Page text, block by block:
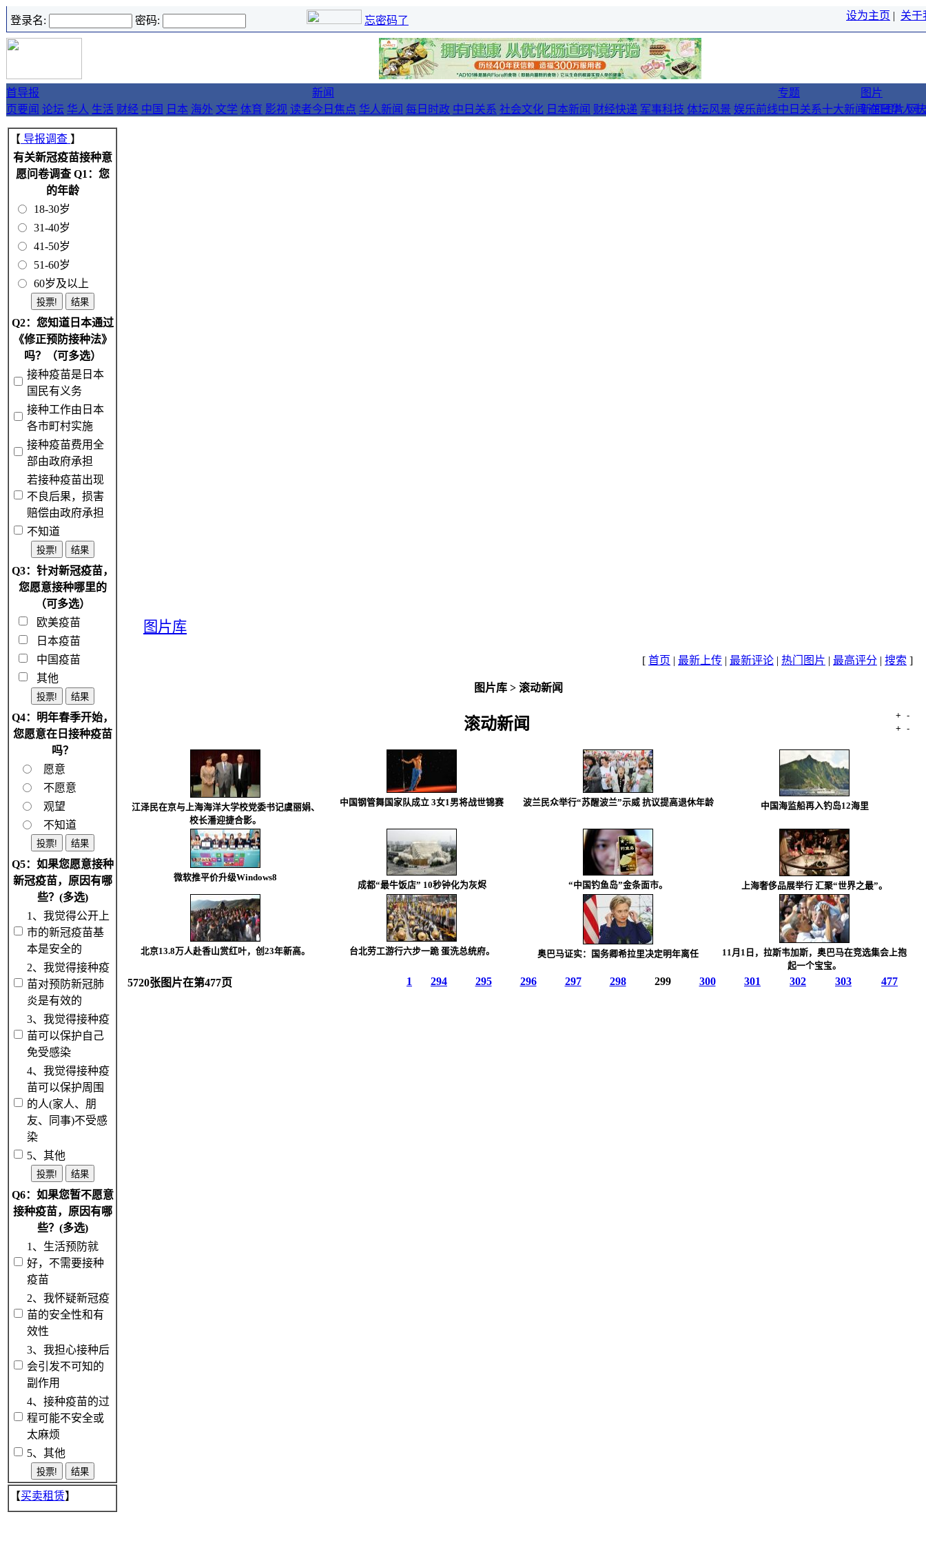
登录名: 密码: 忘密码了 设为主页 | 关于
首
页
导报
要闻 论坛 华人 生活 财经 中国 日本 海外 文学 体育 影视 读者
新闻
今日焦点 华人新闻 每日时政 中日关系 社会文化 日本新闻 财经快递 军事科技 体坛风景 娱乐前线
专题
中日关系十大新闻 在日华人
图片
新闻图片 网
【 导报调查 】
有关新冠疫苗接种意
愿问卷调查 Q1：您
的年龄
18-30岁
31-40岁
41-50岁
51-60岁
60岁及以上
Q2：您知道日本通过
《修正预防接种法》
吗？（可多选）
接种疫苗是日本
国民有义务
接种工作由日本
各市町村实施
接种疫苗费用全
部由政府承担
若接种疫苗出现
不良后果，损害
赔偿由政府承担
不知道
Q3：针对新冠疫苗，
您愿意接种哪里的
（可多选）
欧美疫苗
日本疫苗
中国疫苗
其他
Q4：明年春季开始，
您愿意在日接种疫苗
吗？
愿意
不愿意
观望
不知道
Q5：如果您愿意接种
新冠疫苗，原因有哪
些？(多选)
1、我觉得公开上
市的新冠疫苗基
本是安全的
2、我觉得接种疫
苗对预防新冠肺
炎是有效的
3、我觉得接种疫
苗可以保护自己
免受感染
4、我觉得接种疫
苗可以保护周围
的人(家人、朋
友、同事)不受感
染
5、其他
Q6：如果您暂不愿意
接种疫苗，原因有哪
些？(多选)
1、生活预防就
好，不需要接种
疫苗
2、我怀疑新冠疫
苗的安全性和有
效性
3、我担心接种后
会引发不可知的
副作用
4、接种疫苗的过
程可能不安全或
太麻烦
5、其他
【买卖租赁】
图片库
[ 首页 | 最新上传 | 最新评论 | 热门图片 | 最高评分 | 搜索 ]
图片库 > 滚动新闻
滚动新闻 + -
+ -
江泽民在京与上海海洋大学校党委书记虞丽娟、
校长潘迎捷合影。
中国钢管舞国家队成立 3女1男将战世锦赛 波兰民众举行“苏醒波兰”示威 抗议提高退休年龄 中国海监船再入钓岛12海里
微软推平价升级Windows8
成都“最牛饭店” 10秒钟化为灰烬 “中国钓鱼岛”金条面市。 上海奢侈品展举行 汇聚“世界之最”。
北京13.8万人赴香山赏红叶，创23年新高。 台北劳工游行六步一跪 蛋洗总统府。 奥巴马证实：国务卿希拉里决定明年离任
11月1日，拉斯韦加斯，奥巴马在竞选集会上抱
起一个宝宝。
5720张图片在第477页 1 294 295 296 297 298 299 300 301 302 303 477